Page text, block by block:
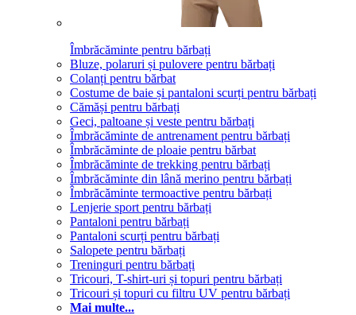
Îmbrăcăminte pentru bărbați
Bluze, polaruri și pulovere pentru bărbați
Colanți pentru bărbat
Costume de baie și pantaloni scurți pentru bărbați
Cămăși pentru bărbați
Geci, paltoane și veste pentru bărbați
Îmbrăcăminte de antrenament pentru bărbați
Îmbrăcăminte de ploaie pentru bărbat
Îmbrăcăminte de trekking pentru bărbați
Îmbrăcăminte din lână merino pentru bărbați
Îmbrăcăminte termoactive pentru bărbați
Lenjerie sport pentru bărbați
Pantaloni pentru bărbați
Pantaloni scurți pentru bărbați
Salopete pentru bărbați
Treninguri pentru bărbați
Tricouri, T-shirt-uri și topuri pentru bărbați
Tricouri și topuri cu filtru UV pentru bărbați
Mai multe...